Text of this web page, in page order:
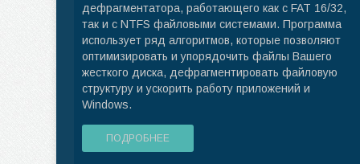
дефрагментатора, работающего как с FAT 16/32,
так и с NTFS файловыми системами. Программа
использует ряд алгоритмов, которые позволяют
оптимизировать и упорядочить файлы Вашего
жесткого диска, дефрагментировать файловую
структуру и ускорить работу приложений и
Windows.
ПОДРОБНЕЕ